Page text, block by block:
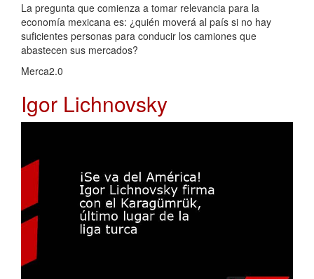
La pregunta que comienza a tomar relevancia para la
economía mexicana es: ¿quién moverá al país si no hay
suficientes personas para conducir los camiones que
abastecen sus mercados?
Merca2.0
Igor Lichnovsky